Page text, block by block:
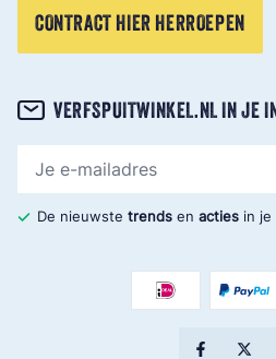
CONTRACT HIER HERROEPEN
VERFSPUITWINKEL.NL IN JE
De nieuwste trends en acties in je